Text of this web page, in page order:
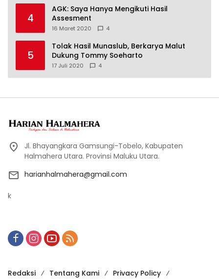
4
AGK: Saya Hanya Mengikuti Hasil
Assesment
16 Maret 2020 4
5
Tolak Hasil Munaslub, Berkarya Malut
Dukung Tommy Soeharto
17 Juli 2020 4
Jl. Bhayangkara Gamsungi-Tobelo, Kabupaten
Halmahera Utara. Provinsi Maluku Utara.
harianhalmahera@gmail.com
k
Redaksi Tentang Kami Privacy Policy